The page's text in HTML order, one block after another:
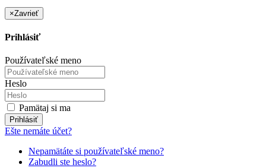
×Zavrieť
Prihlásiť
Používateľské meno
Heslo
Pamätaj si ma
Prihlásiť
Ešte nemáte účet?
Nepamätáte si používateľské meno?
Zabudli ste heslo?